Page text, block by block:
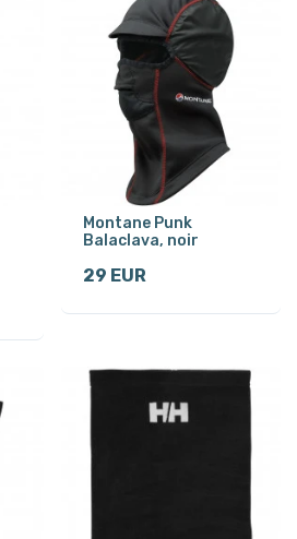
Montane Punk
Balaclava, noir
29 EUR